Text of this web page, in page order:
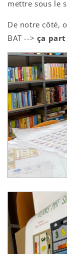
mettre sous le
De notre côté,
BAT --> ça part